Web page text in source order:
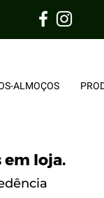
ALMOÇOS
em loja.